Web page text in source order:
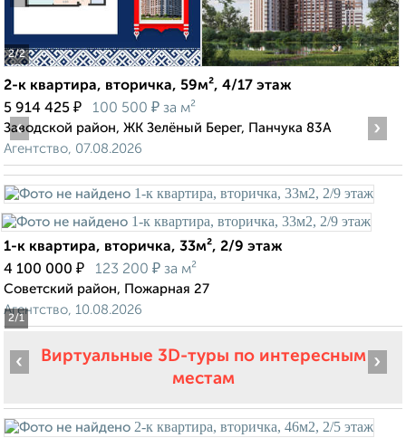
2/2
2-к квартира, вторичка, 59м², 4/17 этаж
5 914 425 ₽ 100 500 ₽ за м²
Заводской район, ЖК Зелёный Берег, Панчука 83А
Агентство, 07.08.2026
2/1
‹ ›
1-к квартира, вторичка, 33м², 2/9 этаж
4 100 000 ₽ 123 200 ₽ за м²
Советский район, Пожарная 27
Агентство, 10.08.2026
Виртуальные 3D-туры по интересным
местам
‹ ›